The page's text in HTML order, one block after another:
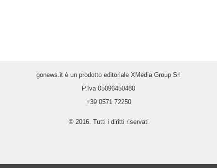
gonews.it è un prodotto editoriale XMedia Group Srl
P.Iva 05096450480
+39 0571 72250
© 2016. Tutti i diritti riservati